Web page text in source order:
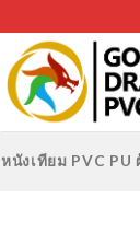
หนังเทียม PVC